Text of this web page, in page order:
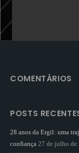
COMENTÁRIOS
POSTS
28 anos da Ergil: uma
confiança 27 de julho de